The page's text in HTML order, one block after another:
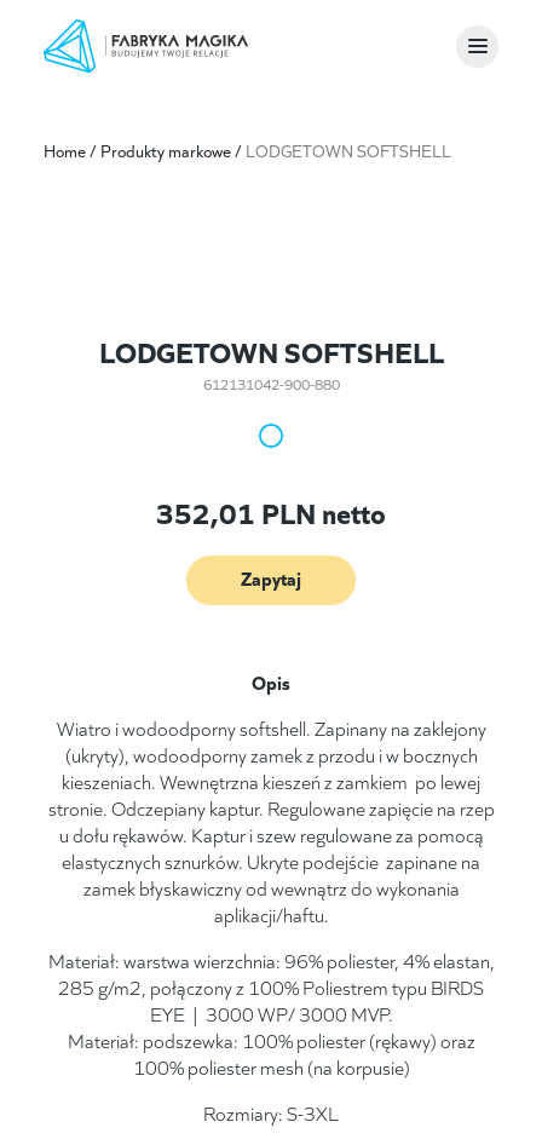
Home/ Produkty markowe/ LODGETOWN SOFTSHELL
LODGETOWN SOFTSHELL
612131042-900-880
352,01 PLN netto
Zapytaj
Opis
Wiatro i wodoodporny softshell. Zapinany na zaklejony
(ukryty), wodoodporny zamek z przodu i w bocznych
kieszeniach. Wewnętrzna kieszeń z zamkiem po lewej
stronie. Odczepiany kaptur. Regulowane zapięcie na rzep
u dołu rękawów. Kaptur i szew regulowane za pomocą
elastycznych sznurków. Ukryte podejście zapinane na
zamek błyskawiczny od wewnątrz do wykonania
aplikacji/haftu.
Materiał: warstwa wierzchnia: 96% poliester, 4% elastan,
285 g/m2, połączony z 100% Poliestrem typu BIRDS
EYE | 3000 WP/ 3000 MVP.
Materiał: podszewka: 100% poliester (rękawy) oraz
100% poliester mesh (na korpusie)
Rozmiary: S-3XL